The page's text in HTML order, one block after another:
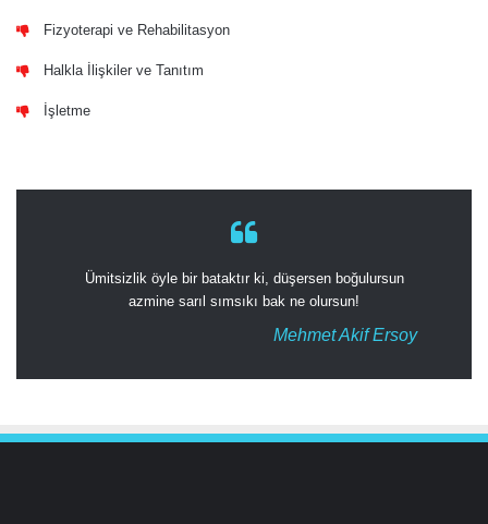
Fizyoterapi ve Rehabilitasyon
Halkla İlişkiler ve Tanıtım
İşletme
Ümitsizlik öyle bir bataktır ki, düşersen boğulursun
azmine sarıl sımsıkı bak ne olursun!
Mehmet Akif Ersoy